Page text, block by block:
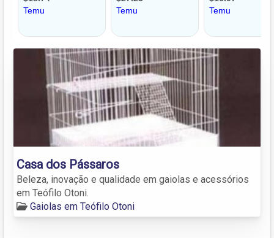
Casa dos Pássaros
Beleza, inovação e qualidade em gaiolas e acessórios
em Teófilo Otoni.
Gaiolas em Teófilo Otoni